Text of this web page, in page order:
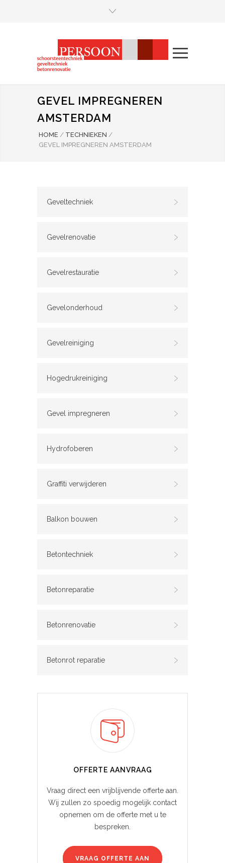
GEVEL IMPREGNEREN
AMSTERDAM
HOME / TECHNIEKEN /
GEVEL IMPREGNEREN AMSTERDAM
Geveltechniek
Gevelrenovatie
Gevelrestauratie
Gevelonderhoud
Gevelreiniging
Hogedrukreiniging
Gevel impregneren
Hydrofoberen
Graffiti verwijderen
Balkon bouwen
Betontechniek
Betonreparatie
Betonrenovatie
Betonrot reparatie
OFFERTE AANVRAAG
Vraag direct een vrijblijvende offerte aan.
Wij zullen zo spoedig mogelijk contact
opnemen om de offerte met u te
bespreken.
VRAAG OFFERTE AAN